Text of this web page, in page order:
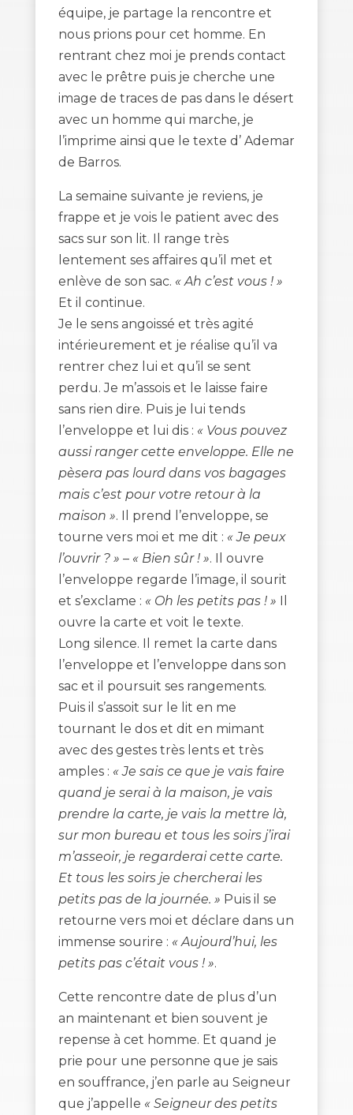
équipe, je partage la rencontre et
nous prions pour cet homme. En
rentrant chez moi je prends contact
avec le prêtre puis je cherche une
image de traces de pas dans le désert
avec un homme qui marche, je
l’imprime ainsi que le texte d’ Ademar
de Barros.
La semaine suivante je reviens, je
frappe et je vois le patient avec des
sacs sur son lit. Il range très
lentement ses affaires qu’il met et
enlève de son sac. « Ah c’est vous ! »
Et il continue.
Je le sens angoissé et très agité
intérieurement et je réalise qu’il va
rentrer chez lui et qu’il se sent
perdu. Je m’assois et le laisse faire
sans rien dire. Puis je lui tends
l’enveloppe et lui dis : « Vous pouvez
aussi ranger cette enveloppe. Elle ne
pèsera pas lourd dans vos bagages
mais c’est pour votre retour à la
maison ». Il prend l’enveloppe, se
tourne vers moi et me dit : « Je peux
l’ouvrir ? » – « Bien sûr ! ». Il ouvre
l’enveloppe regarde l’image, il sourit
et s’exclame : « Oh les petits pas ! » Il
ouvre la carte et voit le texte.
Long silence. Il remet la carte dans
l’enveloppe et l’enveloppe dans son
sac et il poursuit ses rangements.
Puis il s’assoit sur le lit en me
tournant le dos et dit en mimant
avec des gestes très lents et très
amples : « Je sais ce que je vais faire
quand je serai à la maison, je vais
prendre la carte, je vais la mettre là,
sur mon bureau et tous les soirs j’irai
m’asseoir, je regarderai cette carte.
Et tous les soirs je chercherai les
petits pas de la journée. » Puis il se
retourne vers moi et déclare dans un
immense sourire : « Aujourd’hui, les
petits pas c’était vous ! ».
Cette rencontre date de plus d’un
an maintenant et bien souvent je
repense à cet homme. Et quand je
prie pour une personne que je sais
en souffrance, j’en parle au Seigneur
que j’appelle « Seigneur des petits